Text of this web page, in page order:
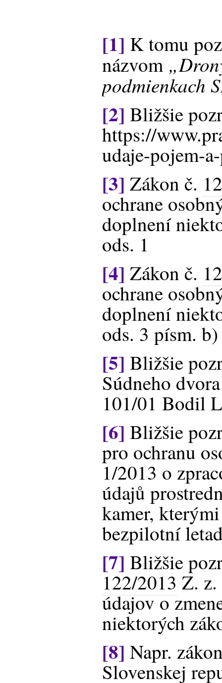
[1] K tomu
názvom
podmienkach
[2] Bližšie
https://
udaje-pojem-
[3] Zákon č.
ochrane
doplnení
ods. 1
[4] Zákon č.
ochrane
doplnení
ods. 3 písm. b)
[5] Bližšie
Súdneho
101/01 Bodil
[6] Bližšie
pro ochranu
1/2013 o
údajů
kamer,
bezpilotní
[7] Bližšie
122/2013 Z. z.
údajov o
niektorých
[8] Napr.
Slovenskej